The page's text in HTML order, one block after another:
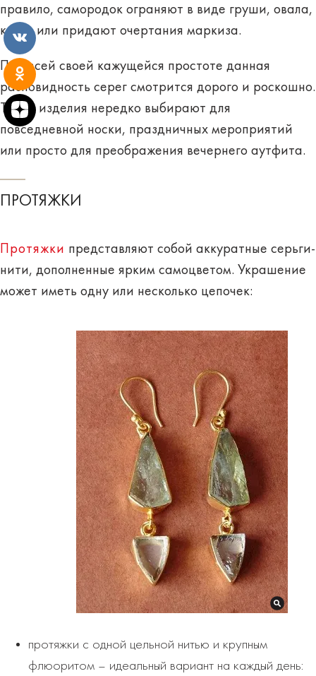
правило, самородок ограняют в виде груши, овала,
круга или придают очертания маркиза.
При всей своей кажущейся простоте данная
разновидность серег смотрится дорого и роскошно.
Такие изделия нередко выбирают для
повседневной носки, праздничных мероприятий
или просто для преображения вечернего аутфита.
ПРОТЯЖКИ
Протяжки представляют собой аккуратные серьги-
нити, дополненные ярким самоцветом. Украшение
может иметь одну или несколько цепочек:
протяжки с одной цельной нитью и крупным
флюоритом – идеальный вариант на каждый день: